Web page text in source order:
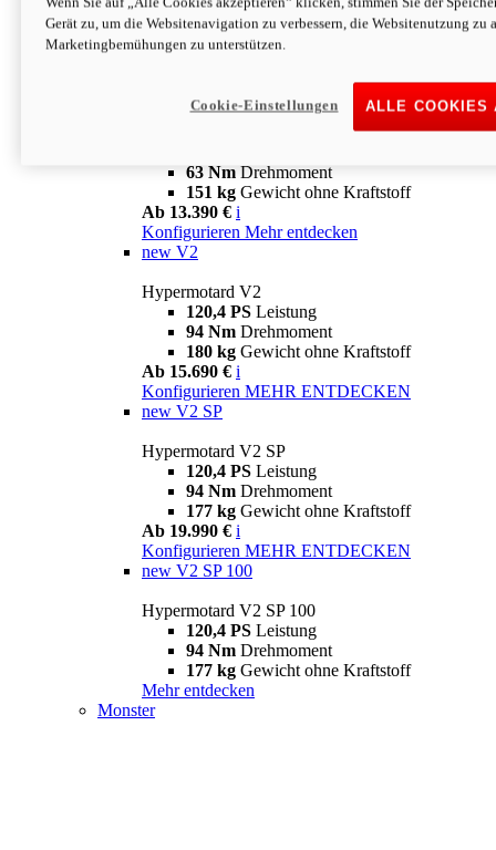
63 NmDrehmoment
151 kgGewicht ohne Kraftstoff
Ab 13.890 € i
63 Nm Drehmoment
151 kg Gewicht ohne Kraftstoff
Ab 13.390 € i
Konfigurieren Mehr entdecken
new V2
Hypermotard V2
120,4 PS Leistung
94 Nm Drehmoment
180 kg Gewicht ohne Kraftstoff
Ab 15.690 € i
Konfigurieren MEHR ENTDECKEN
new V2 SP
Hypermotard V2 SP
120,4 PS Leistung
94 Nm Drehmoment
177 kg Gewicht ohne Kraftstoff
Ab 19.990 € i
Konfigurieren MEHR ENTDECKEN
new V2 SP 100
Hypermotard V2 SP 100
120,4 PS Leistung
94 Nm Drehmoment
177 kg Gewicht ohne Kraftstoff
Mehr entdecken
Monster
Gerät zu, um die Websitenavigation zu verbessern, die Websitenutzung zu
Marketingbemühungen zu unterstützen.
ALLE COOKIES
Cookie-Einstellungen